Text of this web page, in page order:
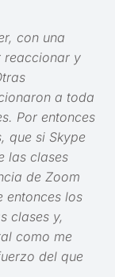
con una
reaccionar y
a toda
Por entonces
que si Skype
las clases
de Zoom
entonces los
clases y,
como me
del que